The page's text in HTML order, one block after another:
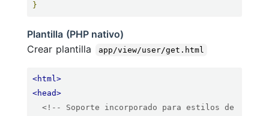
}
Plantilla (PHP nativo)
Crear plantilla
app/view/user/get.html
<html>
<head>
<!-- Soporte incorporado para estilos de